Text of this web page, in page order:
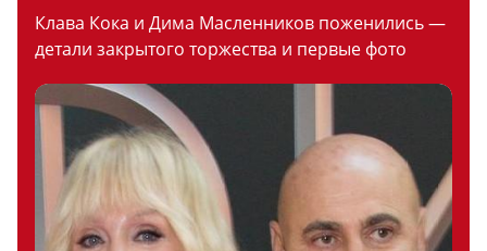
Клава Кока и Дима Масленников поженились —
детали закрытого торжества и первые фото